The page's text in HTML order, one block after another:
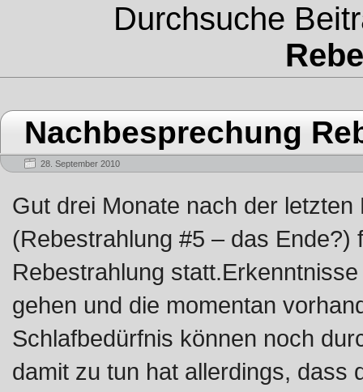
Durchsuche
Nachbesprechung
28. September 2010
Gut drei Monate nach der
(Rebestrahlung #5 – das
Rebestrahlung
gehen und die momentan
Schlafbedürfnis können noch
damit zu tun hat allerdings,